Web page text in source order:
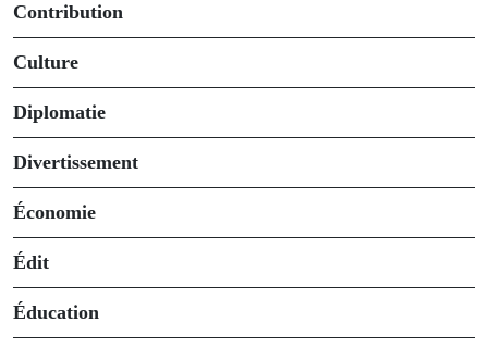
Contribution
Culture
Diplomatie
Divertissement
Économie
Édit
Éducation